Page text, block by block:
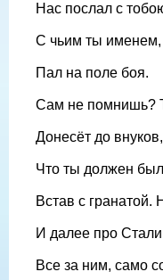
Нас послал с
С чьим ты именем,
Пал на поле боя.
Сам не помнишь?
Донесёт до внуков,
Что ты должен был
Встав с гранатой.
И далее про
Все за ним, само